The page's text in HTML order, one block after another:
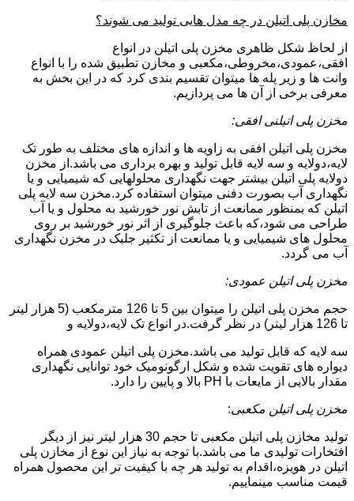
مخازن پلی اتیلن در چه مدل هایی تولید می شوند؟
از لحاظ شکل ظاهری مخزن پلی اتیلن در انواع
افقی،عمودی،مخروطی،مکعبی و مخازن تطبیق شده را با انواع
وانت ها و زیر پله ها میتوان تقسیم بندی کرد که در این بخش به
معرفی برخی از آن ها می پردازیم.
مخزن پلی اتیلنی افقی:
مخزن پلی اتیلن افقی به زاویه ها و اندازه های مختلف به طور تک
لایه،دولایه و سه لایه قابل تولید و بهره برداری می باشد.از مخزن
دولایه پلی اتیلن بیشتر جهت نگهداری محلولهایی که شیمیایی و یا
نگهداری آب بصورت دفنی میتوان استفاده کرد.مخزن سه لایه پلی
اتیلن که بمنظور ممانعت از تابش نور خورشید به محلول و یا آب
طراحی می شود،که باعث جلوگیری از اثر نور خورشید بر روی
محلول های شیمیایی و یا ممانعت از تکثیر جلبک در مخزن نگهداری
آب می گردد.
مخزن پلی اتیلن عمودی:
حجم مخزن پلی اتیلن را میتوان بین 5 تا 126 مترمکعب (5 هزار لیتر
تا 126 هزار لیتر) در نظر گرفت.در انواع تک لایه،دولایه و
سه لایه که قابل تولید می باشد.مخزن پلی اتیلن عمودی همراه
دیواره های تقویت شده و شکل ارگونومیک خود توانایی نگهداری
مقدار بالایی از مایعات با PH بالا و پایین را دارد.
مخزن پلی اتیلن مکعبی:
تولید مخازن پلی اتیلن مکعبی تا حجم 30 هزار لیتر نیز از دیگر
افتخارات تولیدی ما می باشد.با توجه به نیاز این نوع از مخازن پلی
اتیلن در هویزه،اقدام به تولید هر چه با کیفیت تر این محصول همراه
قیمت مناسب مینماییم.